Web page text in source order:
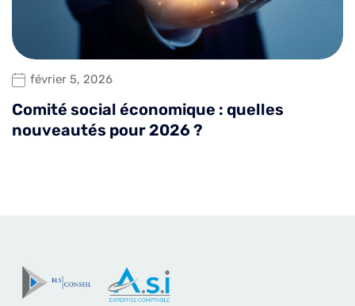
février 5, 2026
Comité social économique : quelles
nouveautés pour 2026 ?